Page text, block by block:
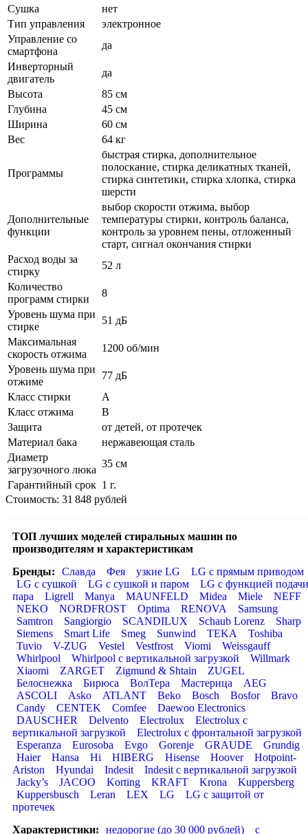
Сушка
нет
Тип управления
электронное
Управление со
смартфона
да
Инверторный
двигатель
да
Высота
85 см
Глубина
45 см
Ширина
60 см
Вес
64 кг
Программы
быстрая стирка, дополнительное
полоскание, стирка деликатных тканей,
стирка синтетики, стирка хлопка, стирка
шерсти
Дополнительные
функции
выбор скорости отжима, выбор
температуры стирки, контроль баланса,
контроль за уровнем пены, отложенный
старт, сигнал окончания стирки
Расход воды за
стирку
52 л
Количество
программ стирки
8
Уровень шума при
стирке
51 дБ
Максимальная
скорость отжима
1200 об/мин
Уровень шума при
отжиме
77 дБ
Класс стирки
A
Класс отжима
B
Защита
от детей, от протечек
Материал бака
нержавеющая сталь
Диаметр
загрузочного люка
35 см
Гарантийный срок 1 г.
Стоимость: 31 848 рублей
ТОП лучших моделей стиральных машин по
производителям и характеристикам
Бренды:
Славда Фея узкие LG
LG с прямым приводом
LG с сушкой
LG с сушкой и паром
LG с функцией подачи
пара
Ligrell Manya MAUNFELD Midea Miele
NEFF
NEKO
NORDFROST Optima RENOVA
Samsung
Samtron
Sangiorgio SCANDILUX Schaub Lorenz
Sharp
Siemens
Smart Life Smeg Sunwind TEKA
Toshiba
Tuvio
V-ZUG Vestel Vestfrost Viomi
Weissgauff
Whirlpool
Whirlpool с вертикальной загрузкой
Willmark
Xiaomi
ZARGET Zigmund & Shtain
ZUGEL
Белоснежка
Бирюса ВолТера Мастерица
AEG
ASCOLI
Asko ATLANT Beko Bosch Bosfor
Bravo
Candy
CENTEK Comfee
Daewoo Electronics
DAUSCHER
Delvento Electrolux
Electrolux с
вертикальной загрузкой
Electrolux с фронтальной загрузкой
Esperanza
Eurosoba Evgo Gorenje GRAUDE
Grundig
Haier
Hansa Hi HIBERG Hisense Hoover
Hotpoint-
Ariston
Hyundai Indesit
Indesit с вертикальной загрузкой
Jacky’s
JACOO Korting KRAFT Krona
Kuppersberg
Kuppersbusch
Leran LEX LG
LG с защитой от
протечек
Характеристики:
недорогие (до 30 000 рублей) с